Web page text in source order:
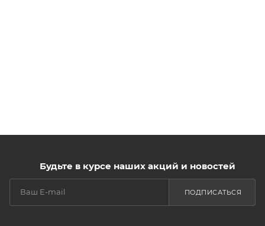
Будьте в курсе наших акций и новостей
ПОДПИСАТЬСЯ